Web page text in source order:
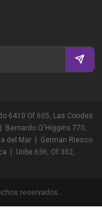
6410 Of 605, Las Condes
Bernardo O'Higgins 770,
del Mar | German Riesco
| Uribe 636, Of 302,
reservados.